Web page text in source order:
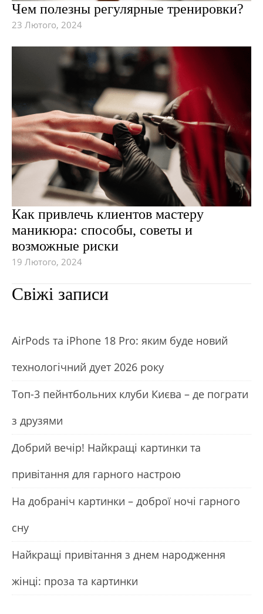
Чем полезны регулярные тренировки?
23 Лютого, 2024
Как привлечь клиентов мастеру
маникюра: способы, советы и
возможные риски
19 Лютого, 2024
Свіжі записи
АirРods та iРhone 18 Рro: яким буде новий
технологічний дует 2026 року
Топ-3 пейнтбольних клуби Києва – де пограти
з друзями
Добрий вечір! Найкращі картинки та
привітання для гарного настрою
На добраніч картинки – доброї ночі гарного
сну
Найкращі привітання з днем народження
жінці: проза та картинки